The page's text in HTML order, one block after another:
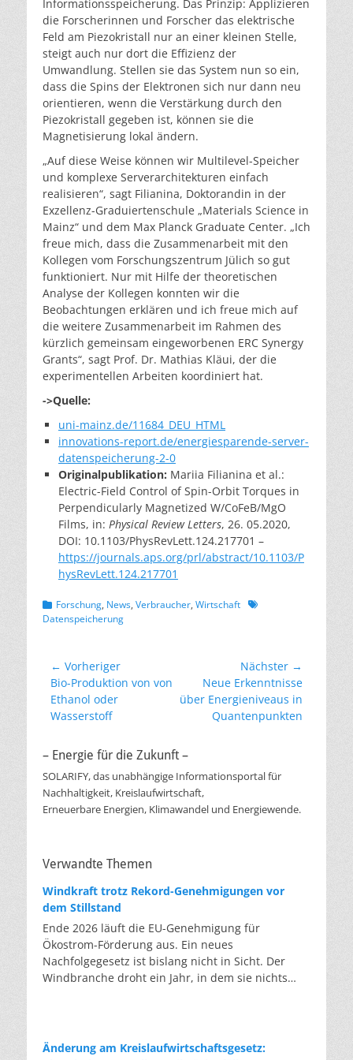
Informationsspeicherung. Das Prinzip: Applizieren
die Forscherinnen und Forscher das elektrische
Feld am Piezokristall nur an einer kleinen Stelle,
steigt auch nur dort die Effizienz der
Umwandlung. Stellen sie das System nun so ein,
dass die Spins der Elektronen sich nur dann neu
orientieren, wenn die Verstärkung durch den
Piezokristall gegeben ist, können sie die
Magnetisierung lokal ändern.
„Auf diese Weise können wir Multilevel-Speicher
und komplexe Serverarchitekturen einfach
realisieren“, sagt Filianina, Doktorandin in der
Exzellenz-Graduiertenschule „Materials Science in
Mainz“ und dem Max Planck Graduate Center. „Ich
freue mich, dass die Zusammenarbeit mit den
Kollegen vom Forschungszentrum Jülich so gut
funktioniert. Nur mit Hilfe der theoretischen
Analyse der Kollegen konnten wir die
Beobachtungen erklären und ich freue mich auf
die weitere Zusammenarbeit im Rahmen des
kürzlich gemeinsam eingeworbenen ERC Synergy
Grants“, sagt Prof. Dr. Mathias Kläui, der die
experimentellen Arbeiten koordiniert hat.
->Quelle:
uni-mainz.de/11684_DEU_HTML
innovations-report.de/energiesparende-server-
datenspeicherung-2-0
Originalpublikation: Mariia Filianina et al.:
Electric-Field Control of Spin-Orbit Torques in
Perpendicularly Magnetized W/CoFeB/MgO
Films, in: Physical Review Letters, 26. 05.2020,
DOI: 10.1103/PhysRevLett.124.217701 –
https://journals.aps.org/prl/abstract/10.1103/P
hysRevLett.124.217701
Kategorien
Forschung, News, Verbraucher, Wirtschaft Schlagworte
Datenspeicherung
Beitragsnavigation
← Vorheriger
Vorheriger
Beitrag:
Bio-Produktion von von
Ethanol oder
Wasserstoff
Nächster →
Nächster
Beitrag:
Neue Erkenntnisse
über Energieniveaus in
Quantenpunkten
– Energie für die Zukunft –
SOLARIFY, das unabhängige Informationsportal für
Nachhaltigkeit, Kreislaufwirtschaft,
Erneuerbare Energien, Klimawandel und Energiewende.
Verwandte Themen
Windkraft trotz Rekord-Genehmigungen vor
dem Stillstand
Ende 2026 läuft die EU-Genehmigung für
Ökostrom-Förderung aus. Ein neues
Nachfolgegesetz ist bislang nicht in Sicht. Der
Windbranche droht ein Jahr, in dem sie nichts
die Verfahren laufen heute deutlich schneller. Die
Änderung am Kreislaufwirtschaftsgesetz: